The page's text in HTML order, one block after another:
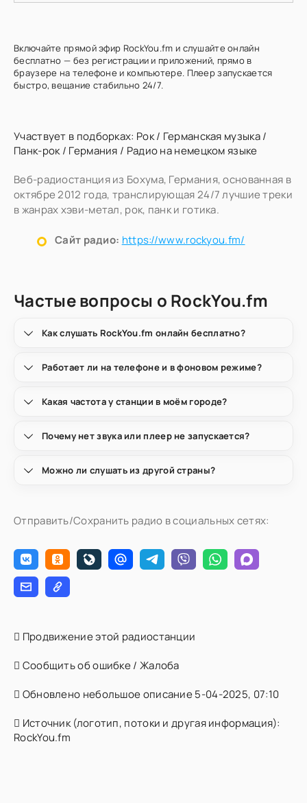
Включайте прямой эфир RockYou.fm и слушайте онлайн
бесплатно — без регистрации и приложений, прямо в
браузере на телефоне и компьютере. Плеер запускается
быстро, вещание стабильно 24/7.
Участвует в подборках: Рок/ Германская музыка/
Панк-рок/ Германия / Радио на немецком языке
Веб-радиостанция из Бохума, Германия, основанная в
октябре 2012 года, транслирующая 24/7 лучшие треки
в жанрах хэви-метал, рок, панк и готика.
Сайт радио: https://www.rockyou.fm/
Частые вопросы о RockYou.fm
Как слушать RockYou.fm онлайн бесплатно?
Работает ли на телефоне и в фоновом режиме?
Какая частота у станции в моём городе?
Почему нет звука или плеер не запускается?
Можно ли слушать из другой страны?
Отправить/Сохранить радио в социальных сетях:
Продвижение этой радиостанции
Сообщить об ошибке / Жалоба
Обновлено небольшое описание 5-04-2025, 07:10
Источник (логотип, потоки и другая информация):
RockYou.fm